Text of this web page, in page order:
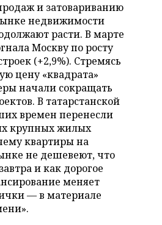
и затовариванию
недвижимости
расти. В марте
Москву по росту
(+2,9%). Стремясь
цену «квадрата»
начали сокращать
В татарстанской
времен перенесли
крупных жилых
квартиры на
не дешевеют, что
и как дорогое
меняет
— в материале